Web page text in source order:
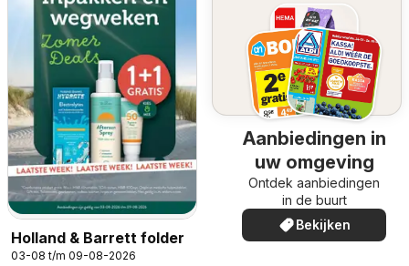
Holland & Barrett folder
03-08 t/m 09-08-2026
Aanbiedingen in
uw omgeving
Ontdek aanbiedingen
in de buurt
Bekijken